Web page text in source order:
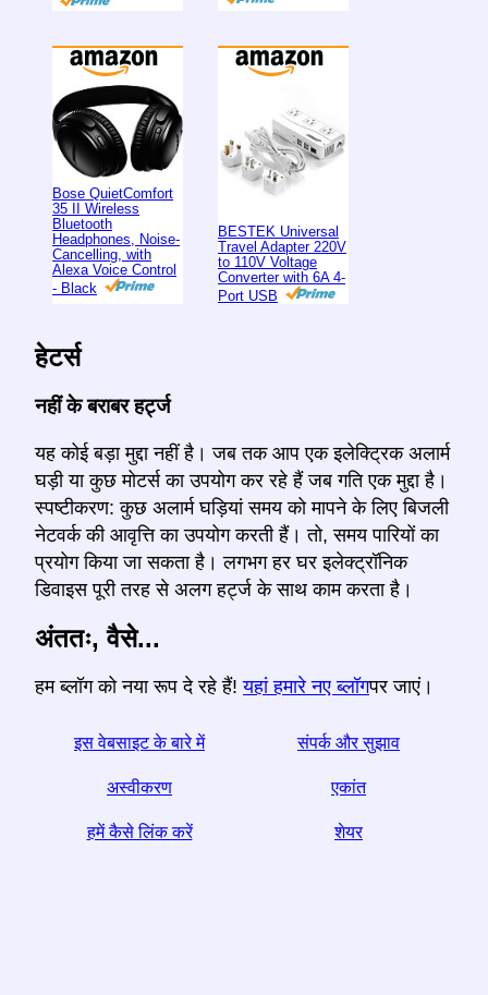
Bose QuietComfort
35 II Wireless
Bluetooth
Headphones, Noise-
Cancelling, with
Alexa Voice Control
- Black
BESTEK Universal
Travel Adapter 220V
to 110V Voltage
Converter with 6A 4-
Port USB
हेटर्स
नहीं के बराबर हर्ट्ज
यह कोई बड़ा मुद्दा नहीं है। जब तक आप एक इलेक्ट्रिक अलार्म
घड़ी या कुछ मोटर्स का उपयोग कर रहे हैं जब गति एक मुद्दा है।
स्पष्टीकरण: कुछ अलार्म घड़ियां समय को मापने के लिए बिजली
नेटवर्क की आवृत्ति का उपयोग करती हैं। तो, समय पारियों का
प्रयोग किया जा सकता है। लगभग हर घर इलेक्ट्रॉनिक
डिवाइस पूरी तरह से अलग हर्ट्ज के साथ काम करता है।
अंततः, वैसे...
हम ब्लॉग को नया रूप दे रहे हैं!यहां हमारे नए ब्लॉगपर जाएं।
इस वेबसाइट के बारे में संपर्क और सुझाव
अस्वीकरण एकांत
हमें कैसे लिंक करें शेयर